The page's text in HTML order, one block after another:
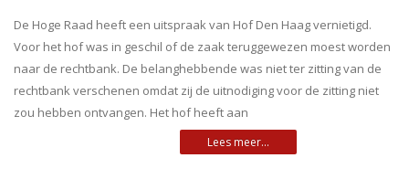
De Hoge Raad heeft een uitspraak van Hof Den Haag vernietigd.
Voor het hof was in geschil of de zaak teruggewezen moest worden
naar de rechtbank. De belanghebbende was niet ter zitting van de
rechtbank verschenen omdat zij de uitnodiging voor de zitting niet
zou hebben ontvangen. Het hof heeft aan